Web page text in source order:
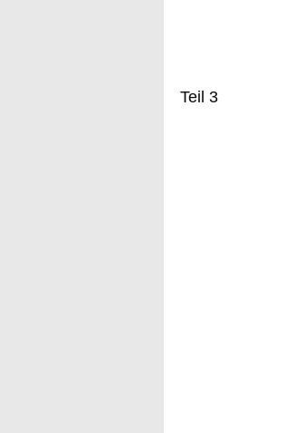
Teil 3